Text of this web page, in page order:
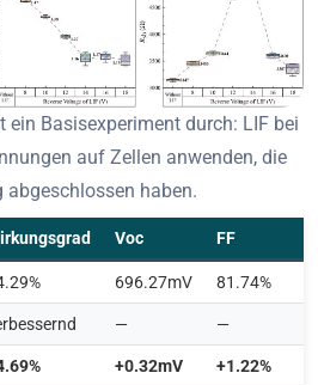
ein Basisexperiment durch: LIF bei
auf Zellen anwenden, die
abgeschlossen haben.
Voc FF
696.27mV 81.74%
— —
+0.32mV +1.22%